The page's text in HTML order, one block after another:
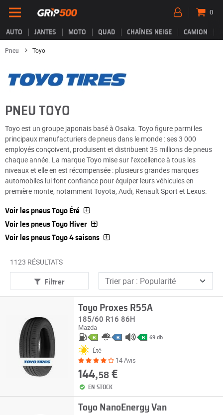
AUTO JANTES MOTO QUAD CHAÎNES NEIGE CAMION
0
Pneu Toyo
PNEU TOYO
Toyo est un groupe japonais basé à Osaka. Toyo figure parmi les
principaux manufacturiers de pneus dans le monde : ses 3 000
employés conçoivent, produisent et distribuent 35 millions de pneus
chaque année. La marque Toyo mise sur l’excellence à tous les
niveaux et elle en est récompensée : plusieurs grandes marques
automobiles lui font confiance pour équiper leurs véhicules en
première monte, notamment Toyota, Audi, Renault Sport et Lexus.
Voir les pneus Toyo Été
Voir les pneus Toyo Hiver
Voir les pneus Toyo 4 saisons
1123 RÉSULTATS
Filtrer
Toyo Proxes R55A
185/60 R16 86H
Mazda
B B B 69 db
Été
14 Avis
144,58€
EN STOCK
Toyo NanoEnergy Van